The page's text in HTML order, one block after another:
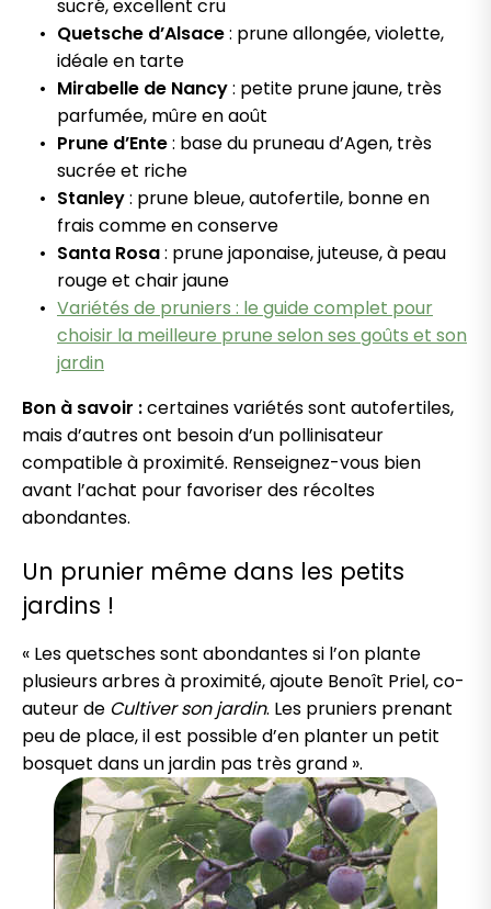
sucré, excellent cru
Quetsche d’Alsace: prune allongée, violette,
idéale en tarte
Mirabelle de Nancy: petite prune jaune, très
parfumée, mûre en août
Prune d’Ente: base du pruneau d’Agen, très
sucrée et riche
Stanley: prune bleue, autofertile, bonne en
frais comme en conserve
Santa Rosa: prune japonaise, juteuse, à peau
rouge et chair jaune
Variétés de pruniers : le guide complet pour
choisir la meilleure prune selon ses goûts et son
jardin
Bon à savoir :certaines variétés sont autofertiles,
mais d’autres ont besoin d’un pollinisateur
compatible à proximité. Renseignez-vous bien
avant l’achat pour favoriser des récoltes
abondantes.
Un prunier même dans les petits
jardins !
« Les quetsches sont abondantes si l’on plante
plusieurs arbres à proximité, ajoute Benoît Priel, co-
auteur de Cultiver son jardin. Les pruniers prenant
peu de place, il est possible d’en planter un petit
bosquet dans un jardin pas très grand ».